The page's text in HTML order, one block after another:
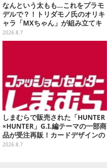
なんという太もも…これをプラモ
デルで？！トリダモノ氏のオリキ
ャラ「MXちゃん」が組み立てキ
ット化―持ってるケースはレール
ガンに変形
2026.8.7
しまむらで販売された「HUNTER
×HUNTER」G.I.編テーマの一部商
品が受注再販！カードデザインの
キーホルダーや、キルアたちのセ
2026.8.7